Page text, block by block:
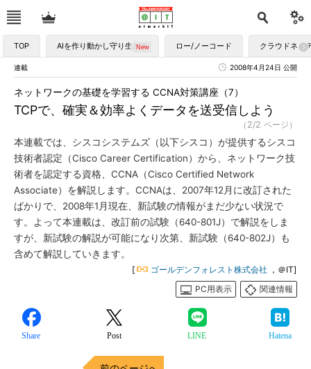
TOP AIを作り動かし守り生かす ロー/ノーコード クラウドネイ
連載 2008年4月24日 公開
TCPで、確実＆効率よくデータを送受信しよう
ネットワークの基礎を学習する CCNA対策講座（7）
（2/2 ページ）
本連載では、シスコシステムズ（以下シスコ）が提供するシスコ
技術者認定（Cisco Career Certification）から、ネットワーク技
術者を認定する資格、CCNA（Cisco Certified Network
Associate）を解説します。CCNAは、2007年12月に改訂された
ばかりで、2008年1月現在、新試験の情報がまだ少ない状況で
す。よって本連載は、改訂前の試験（640-801J）で解説をしま
すが、新試験の解説が可能になり次第、新試験（640-802J）も
含めて解説していきます。
[ ゴールデンフォレスト株式会社 ，＠IT]
PC用表示
関連情報
Share Post LINE Hatena